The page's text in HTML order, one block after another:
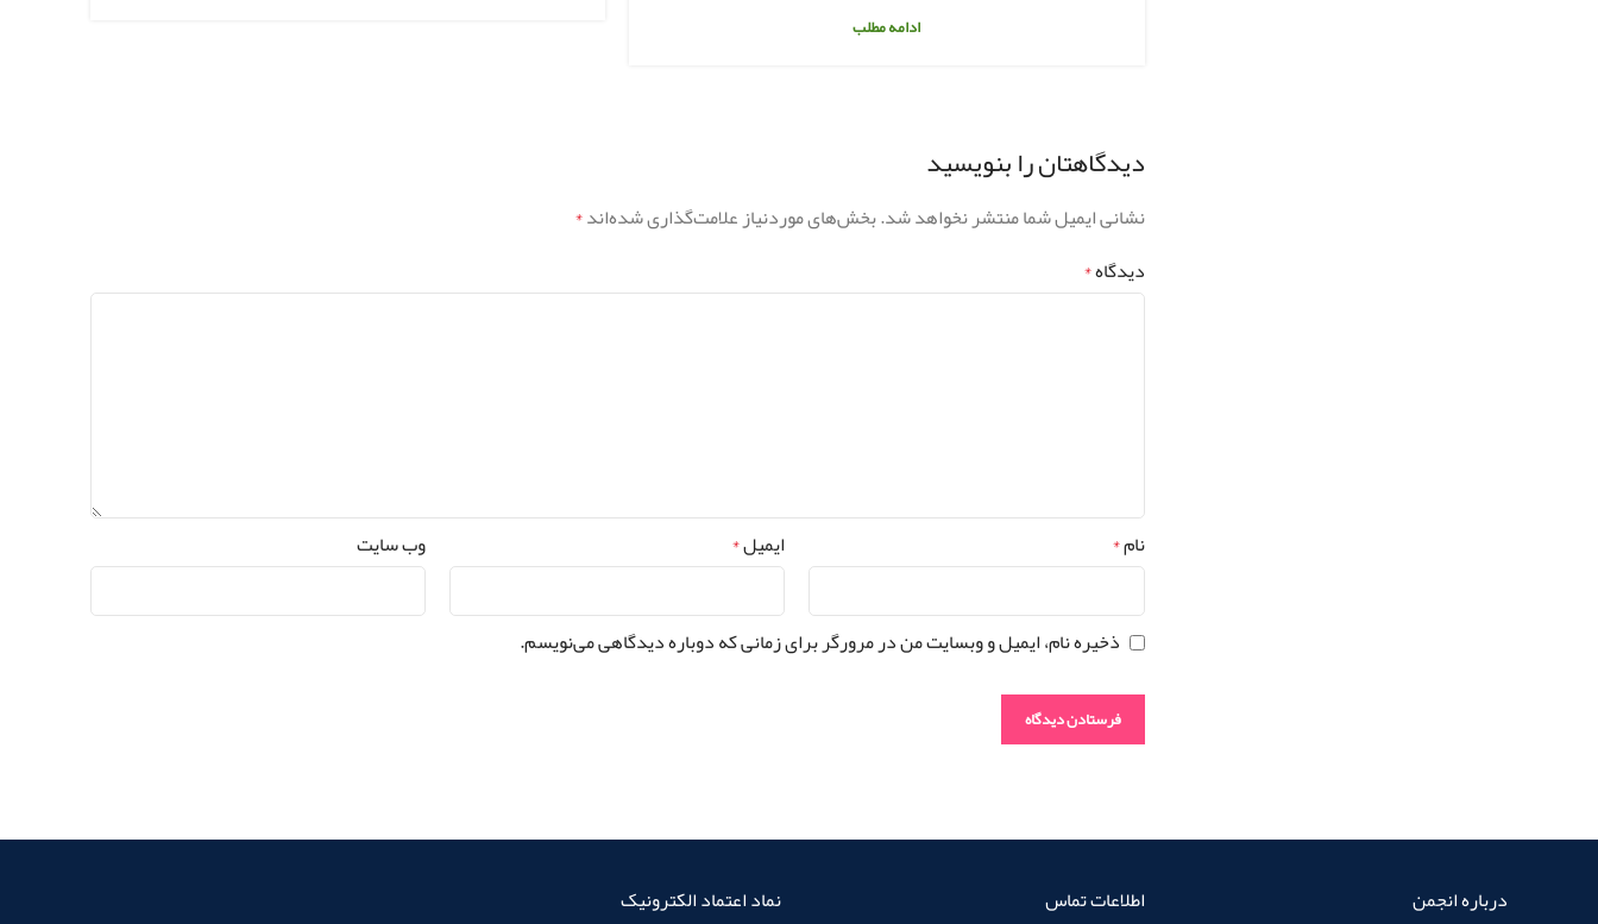
ادامه مطلب
دیدگاهتان را بنویسید
نشانی ایمیل شما منتشر نخواهد شد.بخش‌های موردنیاز علامت‌گذاری شده‌اند*
دیدگاه*
نام* ایمیل* وب‌ سایت
ذخیره نام، ایمیل و وبسایت من در مرورگر برای زمانی که دوباره دیدگاهی می‌نویسم.
درباره انجمن اطلاعات تماس نماد اعتماد الکترونیک